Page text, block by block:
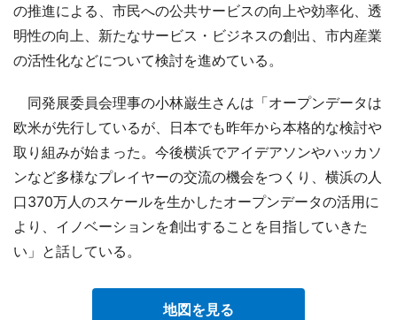
の推進による、市民への公共サービスの向上や効率化、透
明性の向上、新たなサービス・ビジネスの創出、市内産業
の活性化などについて検討を進めている。
同発展委員会理事の小林巌生さんは「オープンデータは
欧米が先行しているが、日本でも昨年から本格的な検討や
取り組みが始まった。今後横浜でアイデアソンやハッカソ
ンなど多様なプレイヤーの交流の機会をつくり、横浜の人
口370万人のスケールを生かしたオープンデータの活用に
より、イノベーションを創出することを目指していきた
い」と話している。
地図を見る